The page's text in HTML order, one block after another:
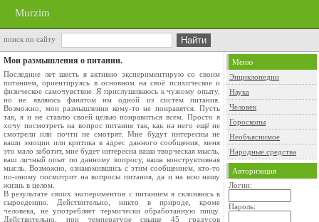
Murzim
поиск по сайту
Мои размышления о питании.
Последние лет шесть я активно экспериментирую со своим
питанием, ориентируясь в основном на своё психическое и
физическое самочувствие. Я прислушиваюсь к чужому опыту,
но не являюсь фанатом нм одной из систем питания.
Возможно, мои размышления кому-то не понравятся. Пусть
так, я и не ставлю своей целью понравиться всем. Просто я
хочу посмотреть на вопрос питания так, как на него ещё не
смотрели или почти не смотрят. Мне будут интересны не
ваши эмоции или критика в адрес данного сообщения, меня
это мало заботит, мне будет интересна ваша творческая мысль,
ваш личный опыт по данному вопросу, ваша конструктивная
мысль. Возможно, ознакомившись с этим сообщением, кто-то
по-иному посмотрит на вопросы питания, да и на всю нашу
жизнь в целом.
В результате своих экспериментов с питанием я склоняюсь к
сыроедению. Действительно, никто в природе, кроме
человека, не употребляет термически обработанную пищу.
Действительно, при температуре свыше 45 градусов
Меню
Энциклопедии
Наука
Человек
Гороскопы
Необъяснимое
Народные средства
Авторизация
Логин:
Пароль: